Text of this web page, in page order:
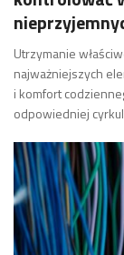
Utrzymanie
najważniejszych
i komfort
odpowiedniej